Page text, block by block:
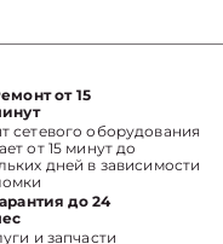
от 15
сетевого оборудования
от 15 минут до
дней в зависимости
до 24
и запчасти